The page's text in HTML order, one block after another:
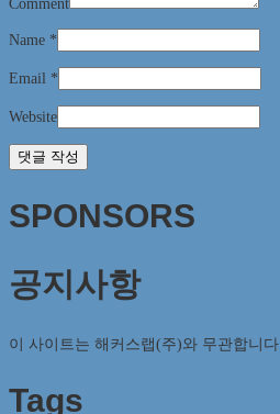
Comment
Name *
Email *
Website
SPONSORS
공지사항
이 사이트는 해커스랩(주)와 무관합니다
Tags